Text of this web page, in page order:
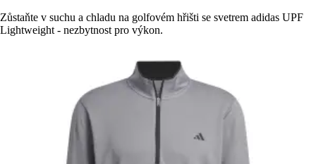
Zůstaňte v suchu a chladu na golfovém hřišti se svetrem adidas UPF
Lightweight - nezbytnost pro výkon.